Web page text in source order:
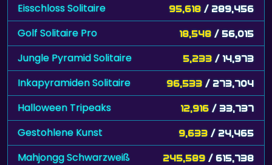
Eisschloss Solitaire 95,618 / 289,456
Golf Solitaire Pro 18,548 / 56,015
Jungle Pyramid Solitaire 5,233 / 14,973
Inkapyramiden Solitaire 96,533 / 273,704
Halloween Tripeaks 12,916 / 33,737
Gestohlene Kunst 9,633 / 24,465
Mahjongg Schwarzweiß 245,589 / 615,738